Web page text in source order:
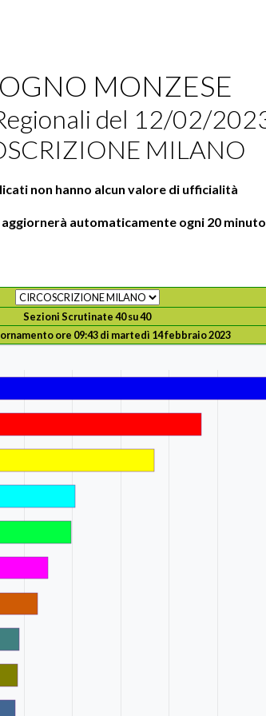
MONZESE
del 12/02/
MILANO
non hanno alcun valore di ufficialità
aggiornerà automaticamente ogni 20
Sezioni Scrutinate 40 su 40
ore 09:43 di martedì 14 febbraio 2023